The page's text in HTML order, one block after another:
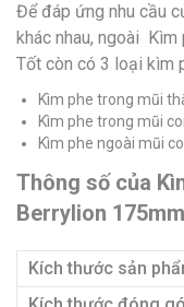
Để đáp ứng nhu cầu
khác nhau, ngoài Kìm
Tốt còn có 3 loại kìm
Kìm phe trong mũi
Kìm phe trong mũi
Kìm phe ngoài mũi
Thông số của
Berrylion 175mm
Kích thước sản